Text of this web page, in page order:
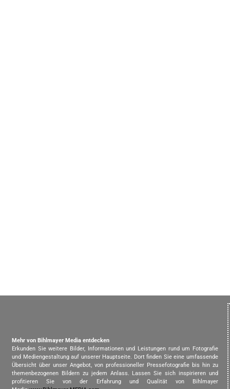
Mehr von Bihlmayer Media entdecken
Erkunden Sie weitere Bilder, Informationen und Leistungen rund um Fotografie
und Mediengestaltung auf unserer Hauptseite. Dort finden Sie eine umfassende
Übersicht über unser Angebot, von professioneller Pressefotografie bis hin zu
themenbezogenen Bildern zu jedem Anlass. Lassen Sie sich inspirieren und
profitieren Sie von der Erfahrung und Qualität von Bihlmayer